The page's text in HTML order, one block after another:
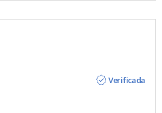
Verificada